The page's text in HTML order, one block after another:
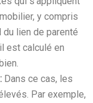
y compris
lien de parenté
est calculé en
Dans ce cas, les
Par exemple,